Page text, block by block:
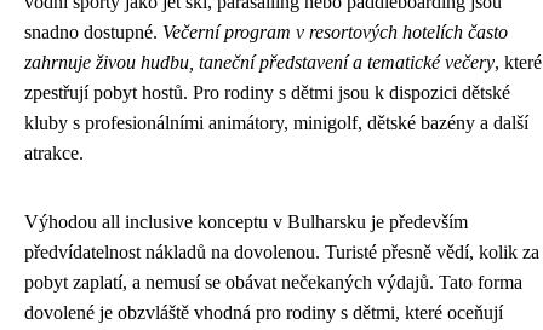
snadno dostupné. Večerní program v resortových hotelích často
zahrnuje živou hudbu, taneční představení a tematické večery, které
zpestřují pobyt hostů. Pro rodiny s dětmi jsou k dispozici dětské
kluby s profesionálními animátory, minigolf, dětské bazény a další
atrakce.
Výhodou all inclusive konceptu v Bulharsku je především
předvídatelnost nákladů na dovolenou. Turisté přesně vědí, kolik za
pobyt zaplatí, a nemusí se obávat nečekaných výdajů. Tato forma
dovolené je obzvláště vhodná pro rodiny s dětmi, které oceňují